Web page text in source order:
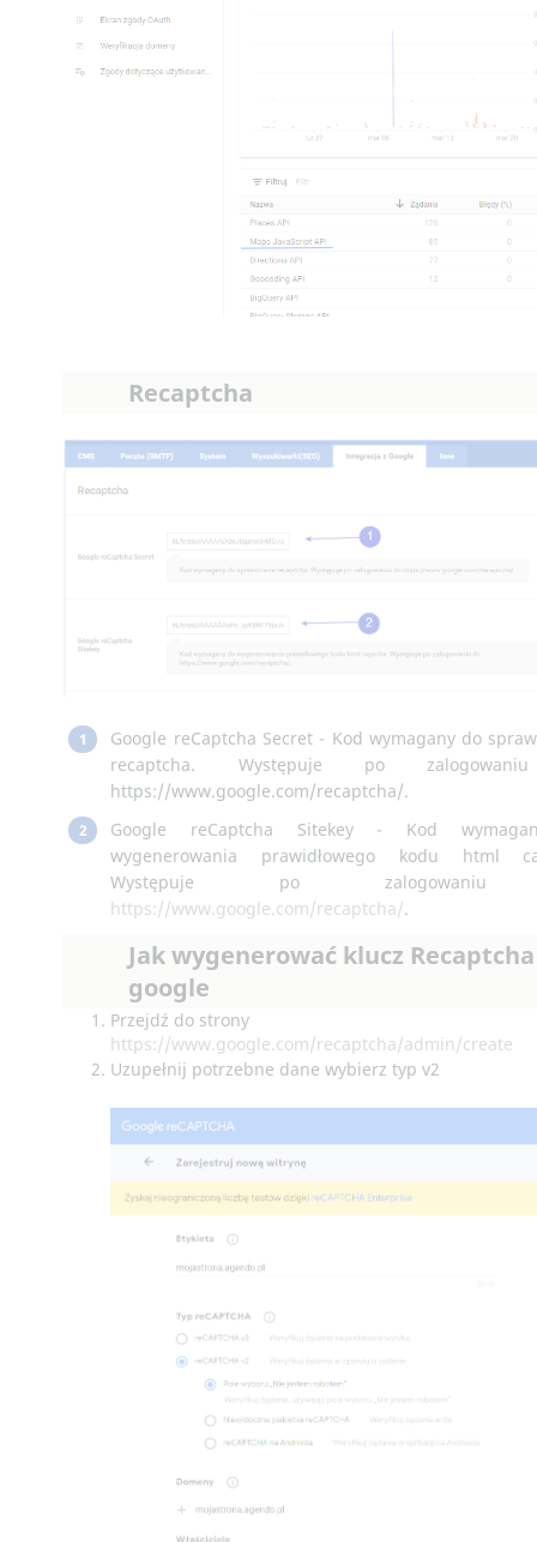
Recaptcha
1
Google reCaptcha Secret - Kod wymagany do
recaptcha. Występuje po
https://www.google.com/recaptcha/.
2
Google reCaptcha Sitekey - Kod
wygenerowania prawidłowego kodu html
Występuje po
https://www.google.com/recaptcha/.
Jak wygenerować klucz Recaptcha
google
Przejdź do strony
https://www.google.com/recaptcha/admin/create
Uzupełnij potrzebne dane wybierz typ v2